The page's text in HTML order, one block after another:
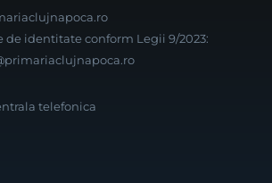
de identitate conform Legii 9/2023:
telefonica